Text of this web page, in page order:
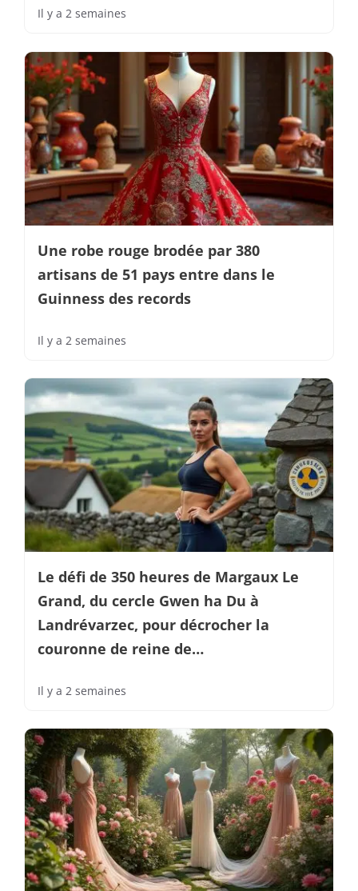
Il y a 2 semaines
Une robe rouge brodée par 380
artisans de 51 pays entre dans le
Guinness des records
Il y a 2 semaines
Le défi de 350 heures de Margaux Le
Grand, du cercle Gwen ha Du à
Landrévarzec, pour décrocher la
couronne de reine de…
Il y a 2 semaines